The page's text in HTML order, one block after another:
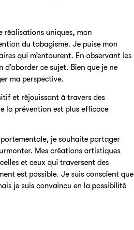
réalisations uniques, mon
du tabagisme. Je puise mon
qui m’entourent. En observant les
d’aborder ce sujet. Bien que je ne
ma perspective.
et réjouissant à travers des
la prévention est plus efficace
je souhaite partager
Mes créations artistiques
et ceux qui traversent des
est possible. Je suis conscient que
je suis convaincu en la possibilité